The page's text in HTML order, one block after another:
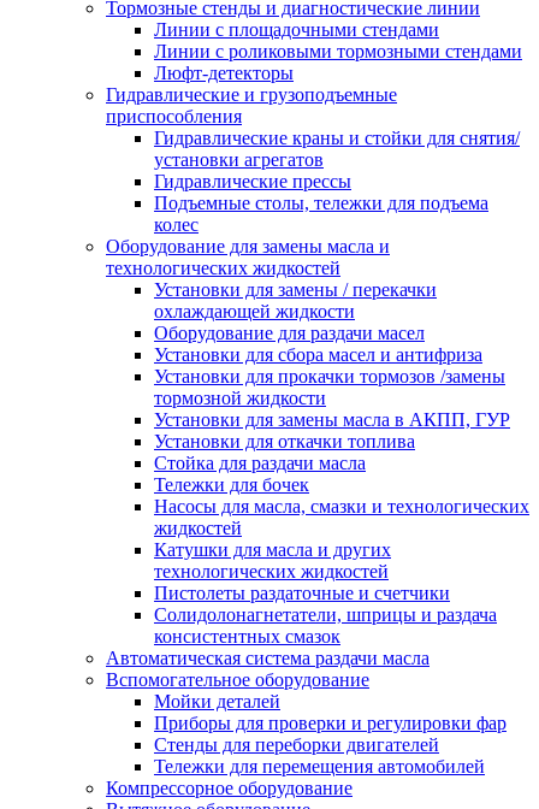
Тормозные стенды и диагностические линии
Линии с площадочными стендами
Линии с роликовыми тормозными стендами
Люфт-детекторы
Гидравлические и грузоподъемные
приспособления
Гидравлические краны и стойки для снятия/
установки агрегатов
Гидравлические прессы
Подъемные столы, тележки для подъема
колес
Оборудование для замены масла и
технологических жидкостей
Установки для замены / перекачки
охлаждающей жидкости
Оборудование для раздачи масел
Установки для сбора масел и антифриза
Установки для прокачки тормозов /замены
тормозной жидкости
Установки для замены масла в АКПП, ГУР
Установки для откачки топлива
Стойка для раздачи масла
Тележки для бочек
Насосы для масла, смазки и технологических
жидкостей
Катушки для масла и других
технологических жидкостей
Пистолеты раздаточные и счетчики
Солидолонагнетатели, шприцы и раздача
консистентных смазок
Автоматическая система раздачи масла
Вспомогательное оборудование
Мойки деталей
Приборы для проверки и регулировки фар
Стенды для переборки двигателей
Тележки для перемещения автомобилей
Компрессорное оборудование